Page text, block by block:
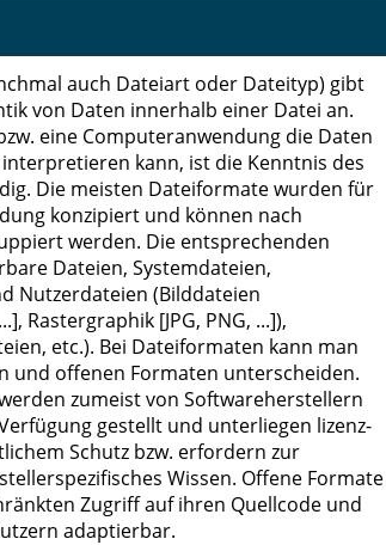
auch Dateiart oder Dateityp) gibt
von Daten innerhalb einer Datei an.
eine Computer­anwendung die Daten
kann, ist die Kenntnis des
Die meisten Dateiformate wurden für
konzipiert und können nach
werden. Die entsprechenden
Dateien, Systemdateien,
Nutzerdateien (Bilddateien
Rastergraphik [JPG, PNG, ...]),
etc.). Bei Dateiformaten kann man
und offenen Formaten unterscheiden.
zumeist von Softwareherstellern
gestellt und unterliegen lizenz-
Schutz bzw. erfordern zur
Wissen. Offene Formate
Zugriff auf ihren Quellcode und
adaptierbar.